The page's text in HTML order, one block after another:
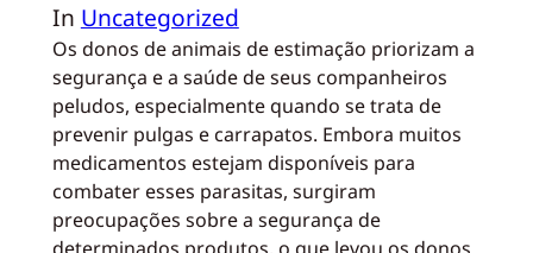
In Uncategorized
Os donos de animais de estimação priorizam a
segurança e a saúde de seus companheiros
peludos, especialmente quando se trata de
prevenir pulgas e carrapatos. Embora muitos
medicamentos estejam disponíveis para
combater esses parasitas, surgiram
preocupações sobre a segurança de